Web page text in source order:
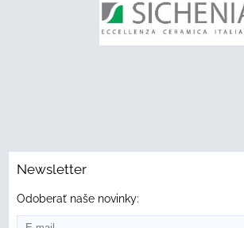
Newsletter
Odoberať naše novinky: